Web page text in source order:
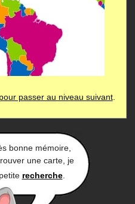
passer au niveau suivant.
bonne mémoire,
une carte, je
recherche.